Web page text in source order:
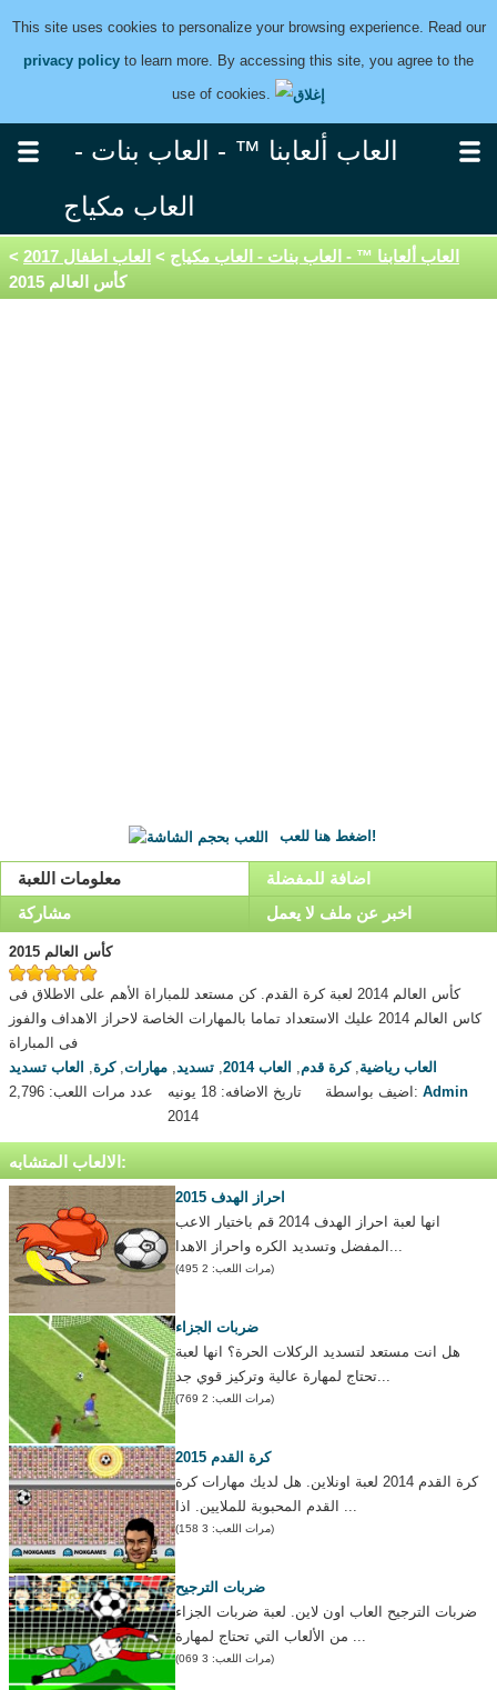
This site uses cookies to personalize your browsing experience. Read our
privacy policy to learn more. By accessing this site, you agree to the
use of cookies.
العاب ألعابنا ™ - العاب بنات -
العاب مكياج
العاب ألعابنا ™ - العاب بنات - العاب مكياج > العاب اطفال 2017
>
كأس العالم 2015
اضغط هنا للعب!
معلومات اللعبة
اضافة للمفضلة
مشاركة
اخبر عن ملف لا يعمل
كأس العالم 2015
كأس العالم 2014 لعبة كرة القدم. كن مستعد للمباراة الأهم على الاطلاق فى
كاس العالم 2014 عليك الاستعداد تماما بالمهارات الخاصة لاحراز الاهداف والفوز
فى المباراة
العاب رياضية,كرة قدم, العاب 2014 , تسديد, مهارات,كرة, العاب تسديد
عدد مرات اللعب: 2,796
تاريخ الاضافه: 18 يونيه
2014
اضيف بواسطة:Admin
الالعاب المتشابه:
احراز الهدف 2015
انها لعبة احراز الهدف 2014 قم باختيار الاعب
المفضل وتسديد الكره واحراز الاهدا...
(مرات اللعب: 2 495)
ضربات الجزاء
هل انت مستعد لتسديد الركلات الحرة؟ انها لعبة
تحتاج لمهارة عالية وتركيز قوي جد...
(مرات اللعب: 2 769)
كرة القدم 2015
كرة القدم 2014 لعبة اونلاين. هل لديك مهارات كرة
القدم المحبوبة للملايين. اذا ...
(مرات اللعب: 3 158)
ضربات الترجيح
ضربات الترجيح العاب اون لاين. لعبة ضربات الجزاء
من الألعاب التي تحتاج لمهارة ...
(مرات اللعب: 3 069)